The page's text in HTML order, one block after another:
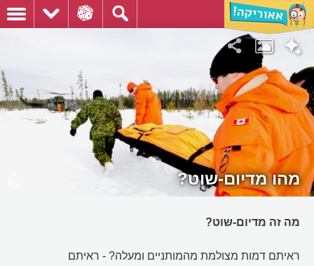
מהו מדיום-שוט?
מה זה מדיום-שוט?
ראיתם דמות מצולמת מהמותניים ומעלה? - ראיתם